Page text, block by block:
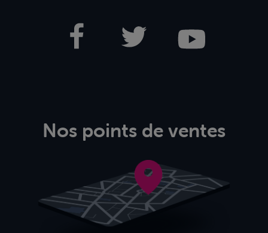
Nos points de ventes